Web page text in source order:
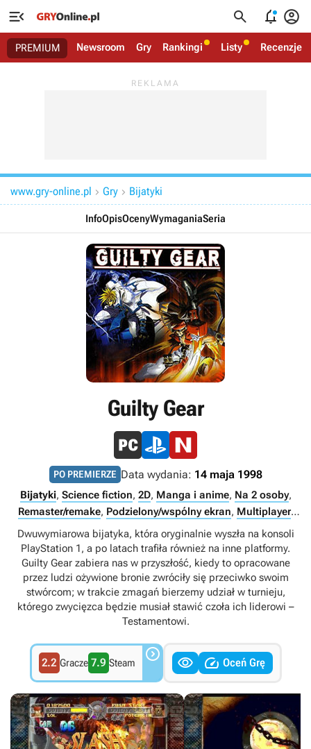
   
PREMIUM Newsroom Gry Rankingi Listy Recenzje
www.gry-online.pl  Gry  Bijatyki
InfoOpisOcenyWymaganiaSeria
Guilty Gear
PO PREMIERZE Data wydania: 14 maja 1998
Bijatyki, Science fiction, 2D, Manga i anime, Na 2 osoby,
Remaster/remake, Podzielony/wspólny ekran, Multiplayer,
Singleplayer
Dwuwymiarowa bijatyka, która oryginalnie wyszła na konsoli
PlayStation 1, a po latach trafiła również na inne platformy.
Guilty Gear zabiera nas w przyszłość, kiedy to opracowane
przez ludzi ożywione bronie zwróciły się przeciwko swoim
stwórcom; w trakcie zmagań bierzemy udział w turnieju,
którego zwycięzca będzie musiał stawić czoła ich liderowi –
Testamentowi.
2.2 Gracze 7.9 Steam    Oceń Grę